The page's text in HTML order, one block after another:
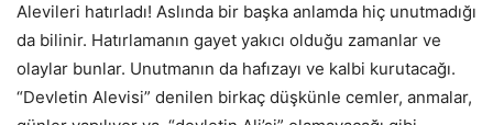
Alevileri hatırladı! Aslında bir başka anlamda hiç unutmadığı
da bilinir. Hatırlamanın gayet yakıcı olduğu zamanlar ve
olaylar bunlar. Unutmanın da hafızayı ve kalbi kurutacağı.
“Devletin Alevisi” denilen birkaç düşkünle cemler, anmalar,